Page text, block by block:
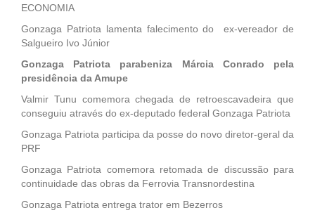
ECONOMIA
Gonzaga Patriota lamenta falecimento do ex-vereador de
Salgueiro Ivo Júnior
Gonzaga Patriota parabeniza Márcia Conrado pela
presidência da Amupe
Valmir Tunu comemora chegada de retroescavadeira que
conseguiu através do ex-deputado federal Gonzaga Patriota
Gonzaga Patriota participa da posse do novo diretor-geral da
PRF
Gonzaga Patriota comemora retomada de discussão para
continuidade das obras da Ferrovia Transnordestina
Gonzaga Patriota entrega trator em Bezerros